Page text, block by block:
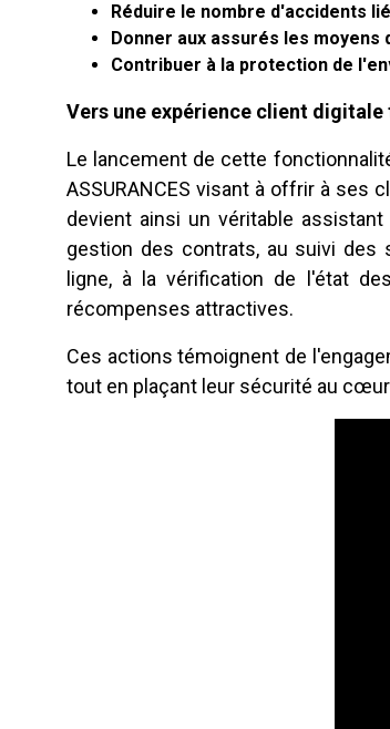
Réduire le nombre d'accidents
Donner aux assurés les
Contribuer à la protection de
Vers une expérience client
Le lancement de cette
ASSURANCES visant à offrir à ses
devient ainsi un véritable
gestion des contrats, au suivi des
ligne, à la vérification de l'état
récompenses attractives.
Ces actions témoignent de
tout en plaçant leur sécurité au